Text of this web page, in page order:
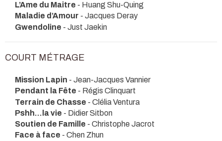
L’Ame du Maitre - Huang Shu-Quing
Maladie d’Amour - Jacques Deray
Gwendoline - Just Jaekin
COURT MÉTRAGE
Mission Lapin - Jean-Jacques Vannier
Pendant la Fête - Régis Clinquart
Terrain de Chasse - Clélia Ventura
Pshh…la vie - Didier Sitbon
Soutien de Famille - Christophe Jacrot
Face à face - Chen Zhun